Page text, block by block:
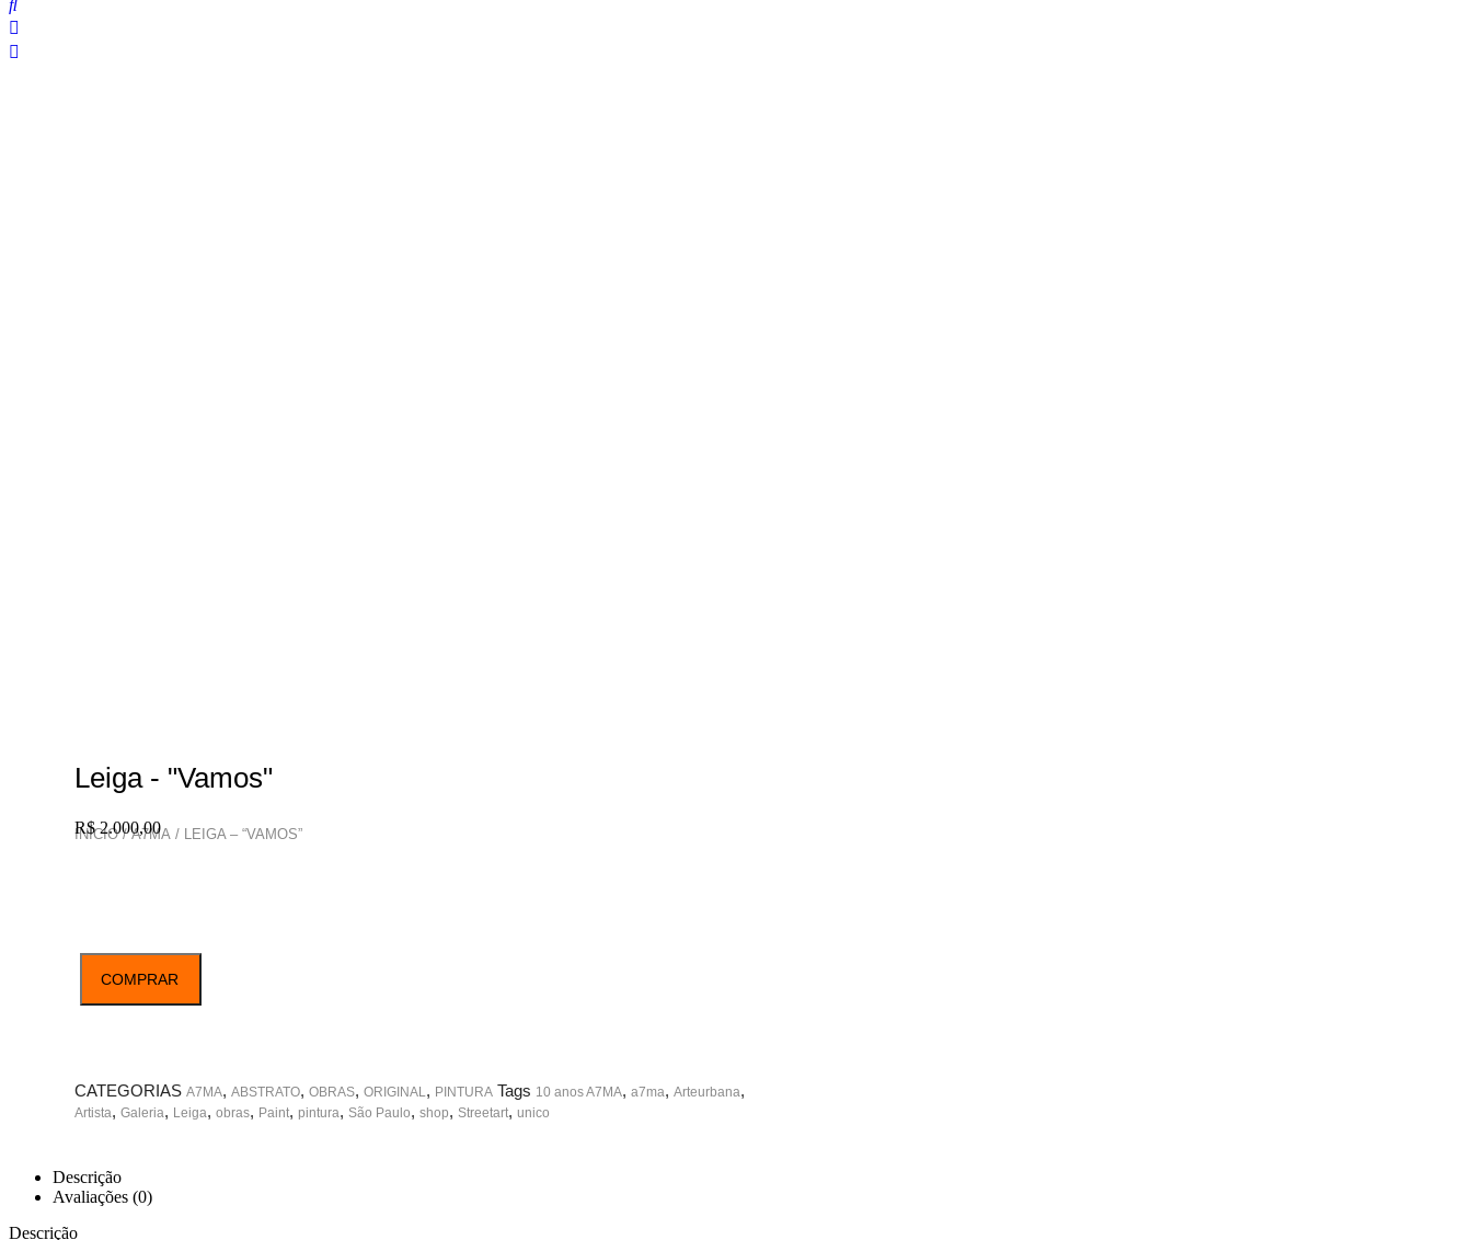
INÍCIO/A7MA / LEIGA – “VAMOS”
Leiga - "Vamos"
R$2.000,00
Leiga
"Vamos"
COMPRAR
CATEGORIAS A7MA, ABSTRATO, OBRAS, ORIGINAL, PINTURA Tags 10 anos A7MA, a7ma, Arteurbana,
Artista, Galeria, Leiga, obras, Paint, pintura, São Paulo, shop, Streetart, unico
Descrição
Avaliações (0)
Descrição